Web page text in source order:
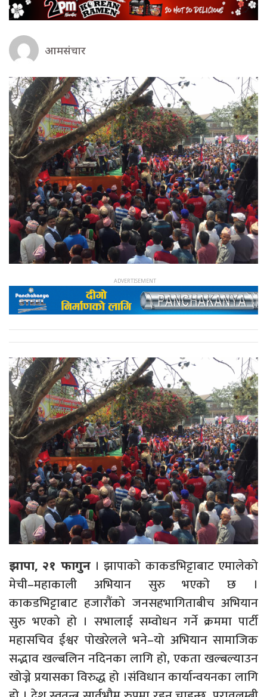
आमसंचार
झापा, २१ फागुन। झापाको काकडभिट्टाबाट एमालेको
मेची–महाकाली अभियान सुरु भएको छ ।
काकडभिट्टाबाट हजारौंको जनसहभागिताबीच अभियान
सुरु भएको हो । सभालाई सम्वोधन गर्ने क्रममा पार्टी
महासचिव ईश्वर पोखरेलले भने–यो अभियान सामाजिक
सद्भाव खल्बलिन नदिनका लागि हो, एकता खल्बल्याउन
खोज्ने प्रयासका विरुद्ध हो ।संविधान कार्यान्वयनका लागि